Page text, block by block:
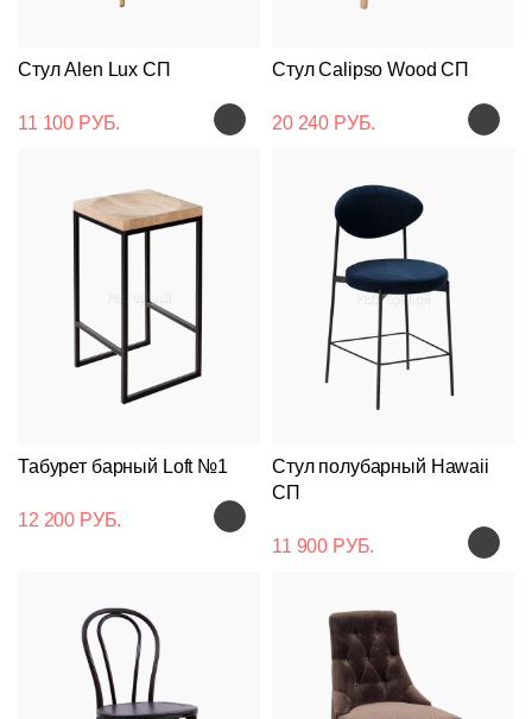
Стул Alen Lux СП
11 100 РУБ.
Стул Calipso Wood СП
20 240 РУБ.
Табурет барный Loft №1
12 200 РУБ.
Стул полубарный Hawaii
СП
11 900 РУБ.